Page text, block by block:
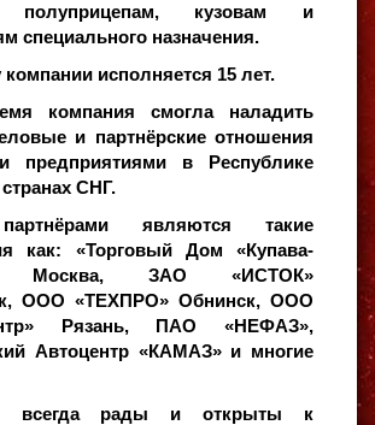
полуприцепам, кузовам и
специального назначения.
компании исполняется 15 лет.
компания смогла наладить
и партнёрские отношения
предприятиями в Республике
СНГ.
являются такие
как: «Торговый Дом «Купава-
Москва, ЗАО «ИСТОК»
ООО «ТЕХПРО» Обнинск, ООО
Рязань, ПАО «НЕФАЗ»,
Автоцентр «КАМАЗ» и многие
всегда рады и открыты к